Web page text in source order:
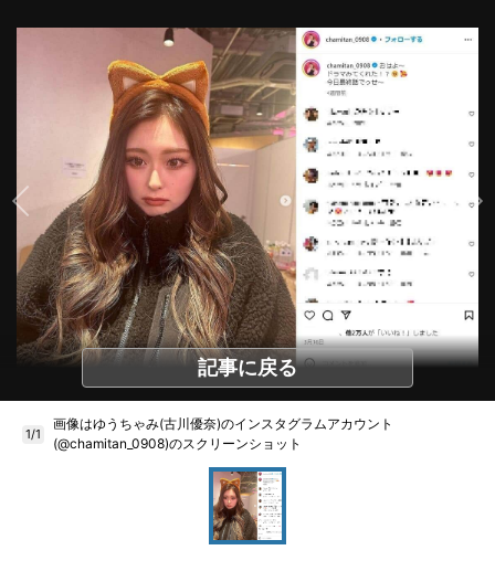
記事に戻る
1/1
画像はゆうちゃみ(古川優奈)のインスタグラムアカウント
(@chamitan_0908)のスクリーンショット